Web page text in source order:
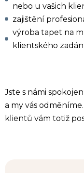
nebo u vašich
zajištění
výroba tapet na
klientského
Jste s námi
a my vás
klientů vám totiž